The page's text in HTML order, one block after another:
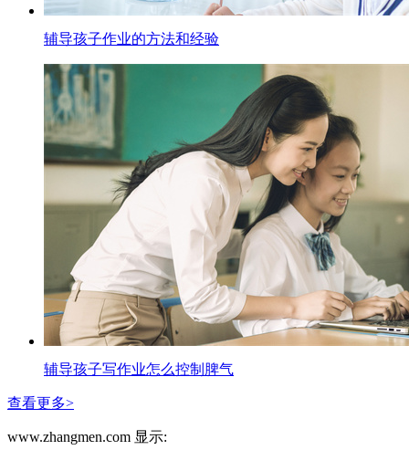
辅导孩子作业的方法和经验
辅导孩子写作业怎么控制脾气
查看更多>
www.zhangmen.com 显示: